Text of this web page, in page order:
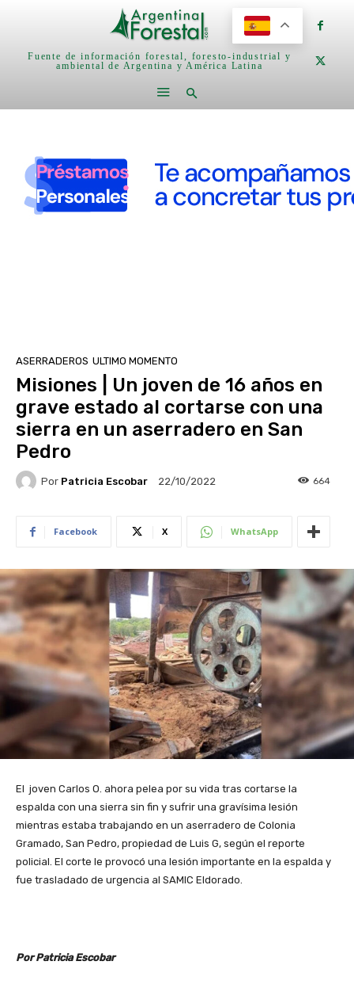
Fuente de información forestal, foresto-industrial y
ambiental de Argentina y América Latina
ASERRADEROS ULTIMO MOMENTO
Misiones | Un joven de 16 años en
grave estado al cortarse con una
sierra en un aserradero en San
Pedro
Por Patricia Escobar 22/10/2022 664
Facebook X WhatsApp
El joven Carlos O. ahora pelea por su vida tras cortarse la
espalda con una sierra sin fin y sufrir una gravísima lesión
mientras estaba trabajando en un aserradero de Colonia
Gramado, San Pedro, propiedad de Luis G, según el reporte
policial. El corte le provocó una lesión importante en la espalda y
fue trasladado de urgencia al SAMIC Eldorado.
Por Patricia Escobar